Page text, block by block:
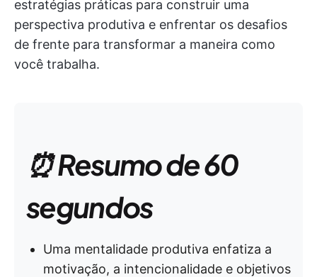
estratégias práticas para construir uma
perspectiva produtiva e enfrentar os desafios
de frente para transformar a maneira como
você trabalha.
⏰ Resumo de 60
segundos
Uma mentalidade produtiva enfatiza a
motivação, a intencionalidade e objetivos